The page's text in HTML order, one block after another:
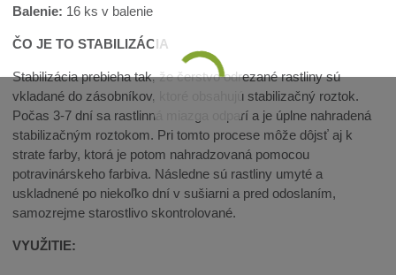
Balenie: 16 ks v balenie
ČO JE TO STABILIZÁCIA
Stabilizácia prebieha tak, že čerstvo odrezané rastliny sú
vkladané do zásobníkov, ktoré obsahujú stabilizačný roztok.
Počas 3-7 dní sa rastlinná miazga odparí a je úplne nahradená
stabilizačným roztokom. Pri tomto procese môže dôjsť aj k
strate farby, ktorá je potom nahradzovaná pomocou
potravinárskeho farbiva. Následne sú rastliny umyté a
uskladnené po niekoľko dní v sušiarni a pred odoslaním,
samozrejme starostlivo skontrolované.
VYUŽITIE: